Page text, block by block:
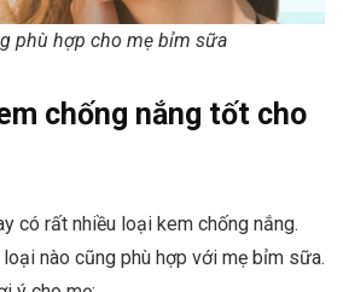
phù hợp cho mẹ bỉm sữa
chống nắng tốt cho
có rất nhiều loại kem chống nắng.
nào cũng phù hợp với mẹ bỉm sữa.